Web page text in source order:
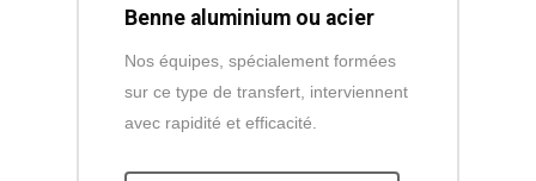
Benne aluminium ou acier
Nos équipes, spécialement formées
sur ce type de transfert, interviennent
avec rapidité et efficacité.